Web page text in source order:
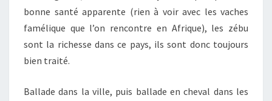
bonne santé apparente (rien à voir avec les vaches
famélique que l’on rencontre en Afrique), les zébu
sont la richesse dans ce pays, ils sont donc toujours
bien traité.
Ballade dans la ville, puis ballade en cheval dans les